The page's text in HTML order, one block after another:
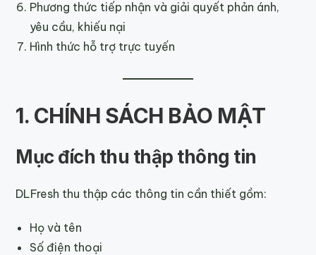
Phương thức tiếp nhận và giải quyết phản ánh,
yêu cầu, khiếu nại
Hình thức hỗ trợ trực tuyến
1. CHÍNH SÁCH BẢO MẬT
Mục đích thu thập thông tin
DLFresh thu thập các thông tin cần thiết gồm:
Họ và tên
Số điện thoại